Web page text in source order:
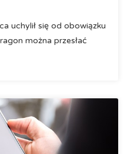
uchylił się od obowiązku
można przesłać